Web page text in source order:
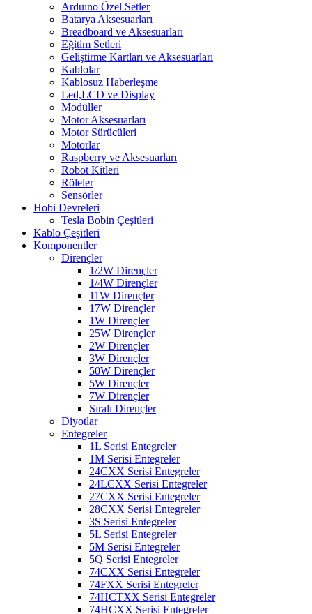
Arduıno Özel Setler
Batarya Aksesuarları
Breadboard ve Aksesuarları
Eğitim Setleri
Geliştirme Kartları ve Aksesuarları
Kablolar
Kablosuz Haberleşme
Led,LCD ve Display
Modüller
Motor Aksesuarları
Motor Sürücüleri
Motorlar
Raspberry ve Aksesuarları
Robot Kitleri
Röleler
Sensörler
Hobi Devreleri
Tesla Bobin Çeşitleri
Kablo Çeşitleri
Komponentler
Dirençler
1/2W Dirençler
1/4W Dirençler
11W Dirençler
17W Dirençler
1W Dirençler
25W Dirençler
2W Dirençler
3W Dirençler
50W Dirençler
5W Dirençler
7W Dirençler
Sıralı Dirençler
Diyotlar
Entegreler
1L Serisi Entegreler
1M Serisi Entegreler
24CXX Serisi Entegreler
24LCXX Serisi Entegreler
27CXX Serisi Entegreler
28CXX Serisi Entegreler
3S Serisi Entegreler
5L Serisi Entegreler
5M Serisi Entegreler
5Q Serisi Entegreler
74CXX Serisi Entegreler
74FXX Serisi Entegreler
74HCTXX Serisi Entegreler
74HCXX Serisi Entegreler